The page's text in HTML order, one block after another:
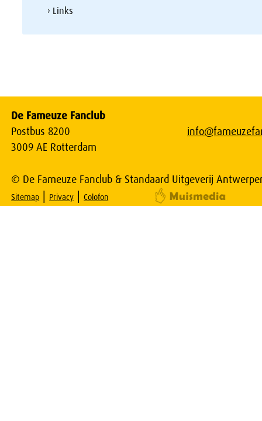
› Links
De Fameuze Fanclub
Postbus 8200
3009 AE Rotterdam
© De Fameuze Fanclub & Standaard Uitgeverij
Sitemap | Privacy |Colofon